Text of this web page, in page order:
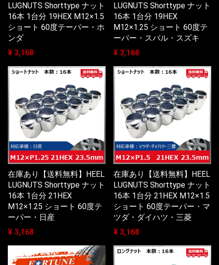
LUGNUTS Shorttype ナット
16本 1台分 19HEX M12×1.5
ショート 60度テーパー・ホ
ンダ
¥ 3,168
LUGNUTS Shorttype ナット
16本 1台分 19HEX
M12×1.25 ショート 60度テ
ーパー・スバル・スズキ
¥ 3,168
在庫あり【送料無料】HEEL
LUGNUTS Shorttype ナット
16本 1台分 21HEX
M12×1.25 ショート 60度テ
ーパー・日産
¥ 3,168
在庫あり【送料無料】HEEL
LUGNUTS Shorttype ナット
16本 1台分 21HEX M12×1.5
ショート 60度テーパー・マ
ツダ・ダイハツ・三菱
¥ 3,168